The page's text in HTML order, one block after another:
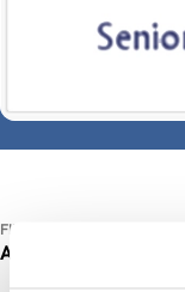
FINANZIERUNG
Andere